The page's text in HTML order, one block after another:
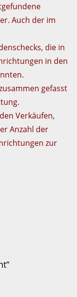
Auch der im
die in
in den
gefasst
Verkäufen,
Anzahl der
zur